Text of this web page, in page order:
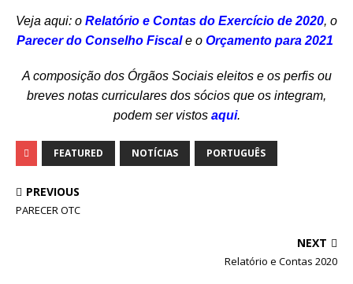
Veja aqui: o Relatório e Contas do Exercício de 2020, o
Parecer do Conselho Fiscale o Orçamento para 2021
A composição dos Órgãos Sociais eleitos e os perfis ou
breves notas curriculares dos sócios que os integram,
podem ser vistos aqui.
FEATURED NOTÍCIAS PORTUGUÊS
PREVIOUS
PARECER OTC
NEXT
Relatório e Contas 2020